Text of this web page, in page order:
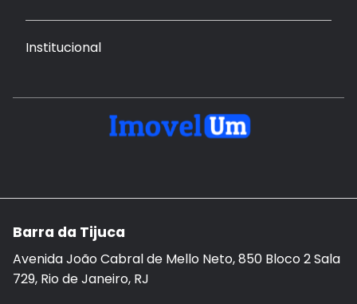
Institucional
Barra da Tijuca
Avenida João Cabral de Mello Neto, 850 Bloco 2 Sala
729, Rio de Janeiro, RJ